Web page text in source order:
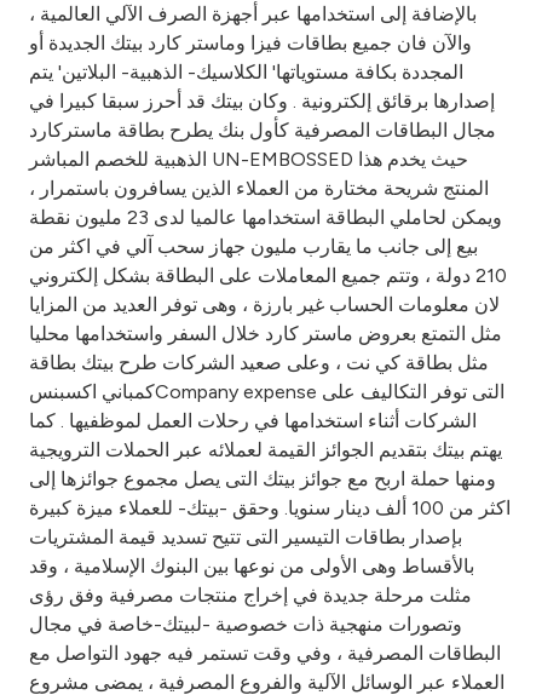
بالإضافة إلى استخدامها عبر أجهزة الصرف الآلي العالمية ،
والآن فان جميع بطاقات فيزا وماستر كارد بيتك الجديدة أو
المجددة بكافة مستوياتها' الكلاسيك- الذهبية- البلاتين' يتم
إصدارها برقائق إلكترونية . وكان بيتك قد أحرز سبقا كبيرا في
مجال البطاقات المصرفية كأول بنك يطرح بطاقة ماستركارد
الذهبية للخصم المباشر UN-EMBOSSED حيث يخدم هذا
المنتج شريحة مختارة من العملاء الذين يسافرون باستمرار ،
ويمكن لحاملي البطاقة استخدامها عالميا لدى 23 مليون نقطة
بيع إلى جانب ما يقارب مليون جهاز سحب آلي في اكثر من
210 دولة ، وتتم جميع المعاملات على البطاقة بشكل إلكتروني
لان معلومات الحساب غير بارزة ، وهى توفر العديد من المزايا
مثل التمتع بعروض ماستر كارد خلال السفر واستخدامها محليا
مثل بطاقة كي نت ، وعلى صعيد الشركات طرح بيتك بطاقة
كمباني اكسبنسCompany expense التى توفر التكاليف على
الشركات أثناء استخدامها في رحلات العمل لموظفيها . كما
يهتم بيتك بتقديم الجوائز القيمة لعملائه عبر الحملات الترويجية
ومنها حملة اربح مع جوائز بيتك التى يصل مجموع جوائزها إلى
اكثر من 100 ألف دينار سنويا. وحقق -بيتك- للعملاء ميزة كبيرة
بإصدار بطاقات التيسير التى تتيح تسديد قيمة المشتريات
بالأقساط وهى الأولى من نوعها بين البنوك الإسلامية ، وقد
مثلت مرحلة جديدة في إخراج منتجات مصرفية وفق رؤى
وتصورات منهجية ذات خصوصية -لبيتك-خاصة في مجال
البطاقات المصرفية ، وفي وقت تستمر فيه جهود التواصل مع
العملاء عبر الوسائل الآلية والفروع المصرفية ، يمضى مشروع